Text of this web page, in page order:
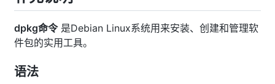
dpkg命令是Debian Linux系统用来安装、创建和管理软
件包的实用工具。
语法